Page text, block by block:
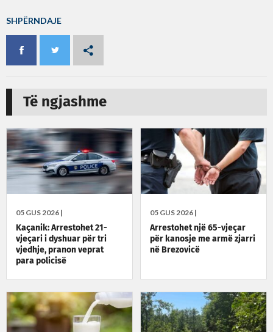
SHPËRNDAJE
Të ngjashme
05 GUS 2026 |
Kaçanik: Arrestohet 21-
vjeçari i dyshuar për tri
vjedhje, pranon veprat
para policisë
05 GUS 2026 |
Arrestohet një 65-vjeçar
për kanosje me armë zjarri
në Brezovicë